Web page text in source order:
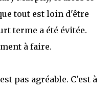
tout est loin d'être
terme a été évitée.
à faire.
pas agréable. C'est à